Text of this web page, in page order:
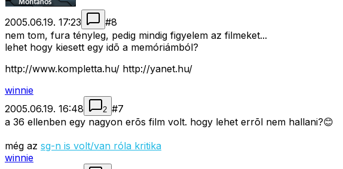
2005.06.19. 17:23 #8
nem tom, fura tényleg, pedig mindig figyelem az filmeket...
lehet hogy kiesett egy idõ a memóriámból?
http://www.kompletta.hu/ http://yanet.hu/
winnie
2005.06.19. 16:48
2 #7
a 36 ellenben egy nagyon erõs film volt. hogy lehet errõl nem hallani?😊
még az sg-n is volt/van róla kritika
winnie